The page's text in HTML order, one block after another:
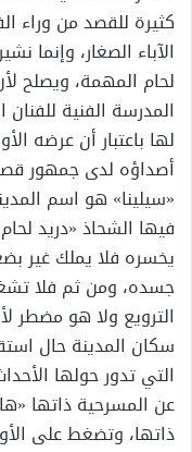
كثيرة للقصد من وراء
الآباء الصغار، وإنما
لحام المهمة، ويصلح
المدرسة الفنية للفنان
لها باعتبار أن عرضه
أصداؤه لدى جمهور
«سيلينا» هو اسم
فيها الشحاذ «دريد
يخسره فلا يملك غير
جسده، ومن ثم فلا
الترويع ولا هو مضطر
سكان المدينة حال
التي تدور حولها
عن المسرحية ذاتها
ذاتها، وتضغط على